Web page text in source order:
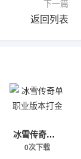
下一篇
返回列表
冰雪传奇单职业版本打金
0次下载